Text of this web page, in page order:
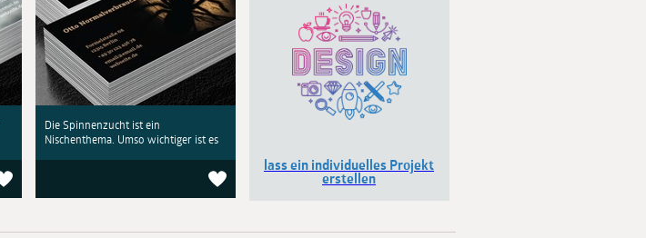
Die Spinnenzucht ist ein
Nischenthema. Umso wichtiger ist es
lass ein individuelles Projekt
erstellen